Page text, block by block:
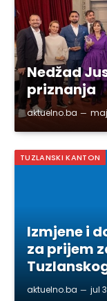
Nedžad
priznanja
aktuelno.ba maj
TUZLANSKI KANTON
Izmjene i
za prijem
aktuelno.ba jul